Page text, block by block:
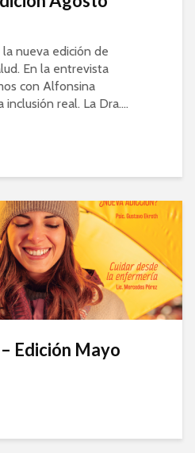
nueva edición de
En la entrevista
con Alfonsina
real. La Dra....
Edición Mayo